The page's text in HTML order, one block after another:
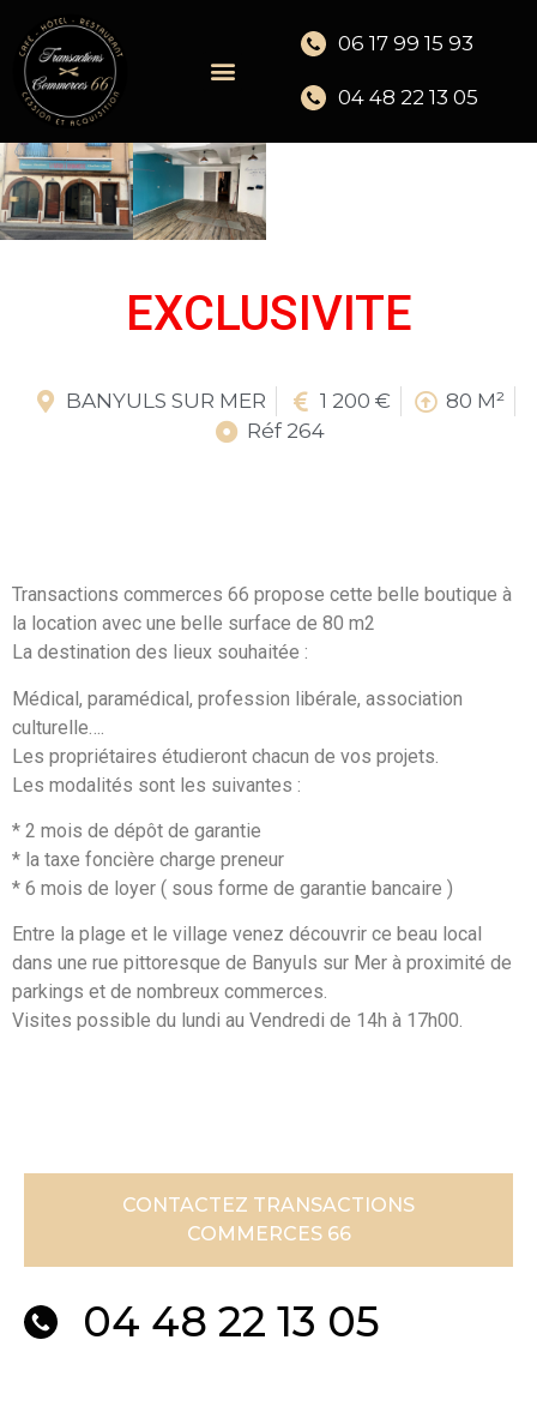
06 17 99 15 93
04 48 22 13 05
EXCLUSIVITE
BANYULS SUR MER 1 200 €
80 M²
Réf 264
Transactions commerces 66 propose cette belle boutique à
la location avec une belle surface de 80 m2
La destination des lieux souhaitée :
Médical, paramédical, profession libérale, association
culturelle….
Les propriétaires étudieront chacun de vos projets.
Les modalités sont les suivantes :
* 2 mois de dépôt de garantie
* la taxe foncière charge preneur
* 6 mois de loyer ( sous forme de garantie bancaire )
Entre la plage et le village venez découvrir ce beau local
dans une rue pittoresque de Banyuls sur Mer à proximité de
parkings et de nombreux commerces.
Visites possible du lundi au Vendredi de 14h à 17h00.
CONTACTEZ TRANSACTIONS
COMMERCES 66
04 48 22 13 05